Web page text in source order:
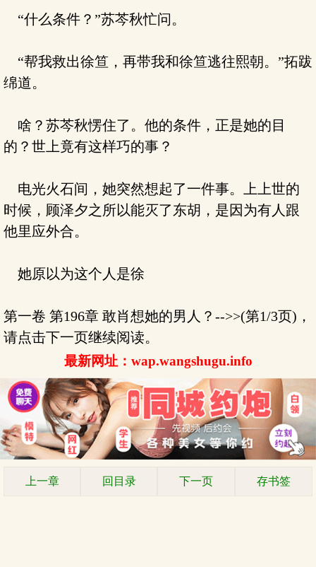
“什么条件？”苏芩秋忙问。
“帮我救出徐笪，再带我和徐笪逃往熙朝。”拓跋
绵道。
啥？苏芩秋愣住了。他的条件，正是她的目
的？世上竟有这样巧的事？
电光火石间，她突然想起了一件事。上上世的
时候，顾泽夕之所以能灭了东胡，是因为有人跟
他里应外合。
她原以为这个人是徐
第一卷 第196章 敢肖想她的男人？-->>(第1/3页)，
请点击下一页继续阅读。
最新网址：wap.wangshugu.info
上一章 回目录 下一页 存书签